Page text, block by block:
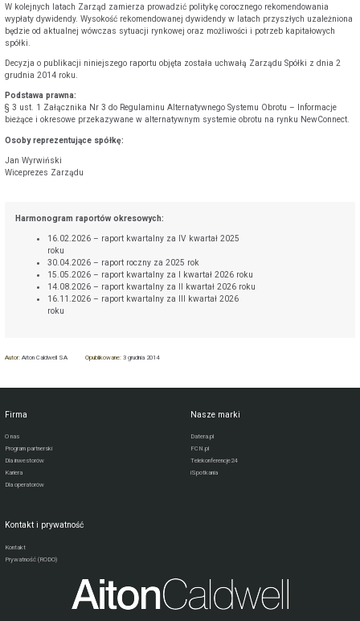
W kolejnych latach Zarząd zamierza prowadzić politykę corocznego rekomendowania
wypłaty dywidendy. Wysokość rekomendowanej dywidendy w latach przyszłych uzależniona
będzie od aktualnej wówczas sytuacji rynkowej oraz możliwości i potrzeb kapitałowych
spółki.
Decyzja o publikacji niniejszego raportu objęta została uchwałą Zarządu Spółki z dnia 2
grudnia 2014 roku.
Podstawa prawna:
§ 3 ust. 1 Załącznika Nr 3 do Regulaminu Alternatywnego Systemu Obrotu – Informacje
bieżące i okresowe przekazywane w alternatywnym systemie obrotu na rynku NewConnect.
Osoby reprezentujące spółkę:
Jan Wyrwiński
Wiceprezes Zarządu
Harmonogram raportów okresowych:
16.02.2026 – raport kwartalny za IV kwartał 2025
roku
30.04.2026 – raport roczny za 2025 rok
15.05.2026 – raport kwartalny za I kwartał 2026 roku
14.08.2026 – raport kwartalny za II kwartał 2026 roku
16.11.2026 – raport kwartalny za III kwartał 2026
roku
Autor:Aiton Caldwell SA Opublikowane: 3 grudnia 2014
Firma
O nas
Program partnerski
Dla inwestorów
Kariera
Dla operatorów
Nasze marki
Datera.pl
FCN.pl
Telekonferencje24
iSpotkania
Kontakt i prywatność
Kontakt
Prywatność (RODO)